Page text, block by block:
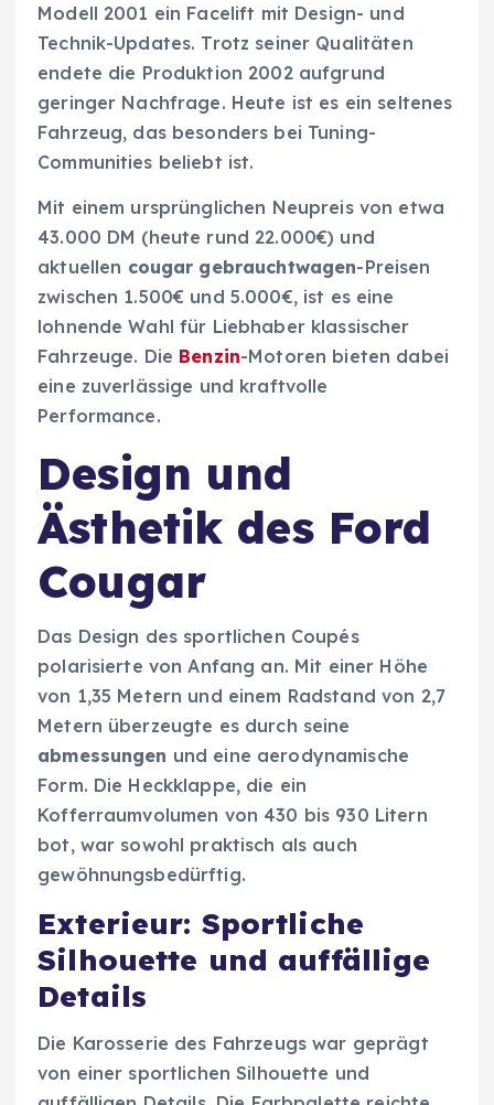
Modell 2001 ein Facelift mit Design- und
Technik-Updates. Trotz seiner Qualitäten
endete die Produktion 2002 aufgrund
geringer Nachfrage. Heute ist es ein seltenes
Fahrzeug, das besonders bei Tuning-
Communities beliebt ist.
Mit einem ursprünglichen Neupreis von etwa
43.000 DM (heute rund 22.000€) und
aktuellen cougar gebrauchtwagen-Preisen
zwischen 1.500€ und 5.000€, ist es eine
lohnende Wahl für Liebhaber klassischer
Fahrzeuge. Die Benzin-Motoren bieten dabei
eine zuverlässige und kraftvolle
Performance.
Design und
Ästhetik des Ford
Cougar
Das Design des sportlichen Coupés
polarisierte von Anfang an. Mit einer Höhe
von 1,35 Metern und einem Radstand von 2,7
Metern überzeugte es durch seine
abmessungen und eine aerodynamische
Form. Die Heckklappe, die ein
Kofferraumvolumen von 430 bis 930 Litern
bot, war sowohl praktisch als auch
gewöhnungsbedürftig.
Exterieur: Sportliche
Silhouette und auffällige
Details
Die Karosserie des Fahrzeugs war geprägt
von einer sportlichen Silhouette und